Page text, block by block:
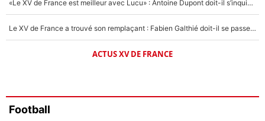
«Le XV de France est meilleur avec Lucu» : Antoine Dupont doit-il s’inquiéter pour sa place ?
Le XV de France a trouvé son remplaçant : Fabien Galthié doit-il se passer d'Antoine Dupont ?
ACTUS XV DE FRANCE
Football